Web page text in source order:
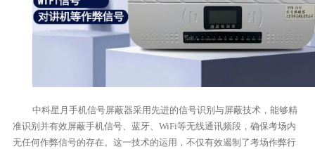
中科星月手机信号屏蔽器采用先进的信号识别与屏蔽技术，能够精
准识别并有效屏蔽手机信号、蓝牙、WiFi等无线通讯频段，确保考场内
无任何作弊信号的存在。这一技术的运用，不仅有效遏制了考场作弊行